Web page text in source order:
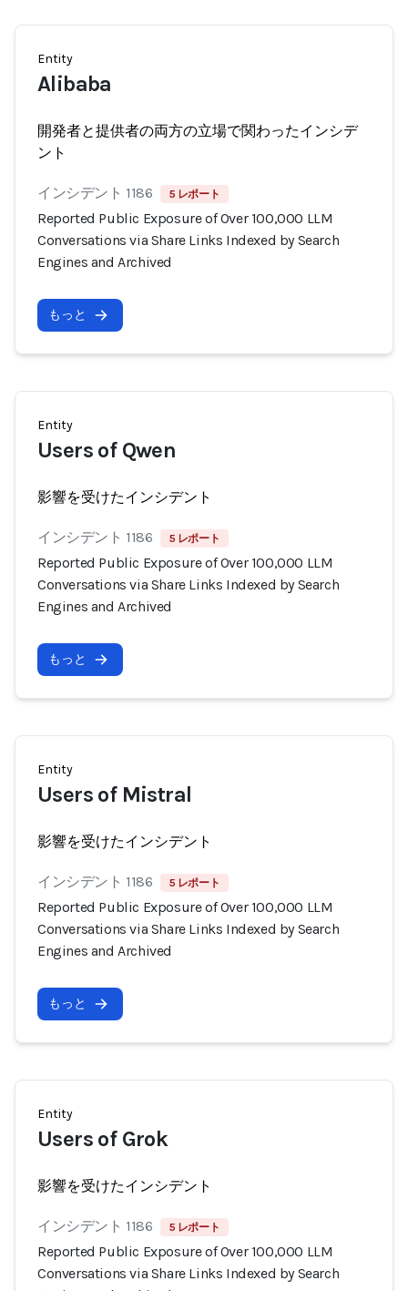
Entity
Alibaba
開発者と提供者の両方の立場で関わったインシデ
ント
インシデント 1186 5 レポート
Reported Public Exposure of Over 100,000 LLM
Conversations via Share Links Indexed by Search
Engines and Archived
もっと
Entity
Users of Qwen
影響を受けたインシデント
インシデント 1186 5 レポート
Reported Public Exposure of Over 100,000 LLM
Conversations via Share Links Indexed by Search
Engines and Archived
もっと
Entity
Users of Mistral
影響を受けたインシデント
インシデント 1186 5 レポート
Reported Public Exposure of Over 100,000 LLM
Conversations via Share Links Indexed by Search
Engines and Archived
もっと
Entity
Users of Grok
影響を受けたインシデント
インシデント 1186 5 レポート
Reported Public Exposure of Over 100,000 LLM
Conversations via Share Links Indexed by Search